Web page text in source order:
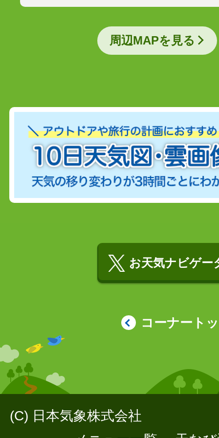
周辺MAPを見る
お天気ナビゲー
コーナート
(C) 日本気象株式会社